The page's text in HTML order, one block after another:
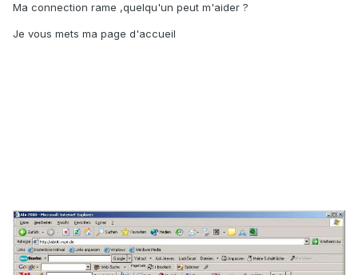
Ma connection rame ,quelqu'un peut m'aider ?
Je vous mets ma page d'accueil